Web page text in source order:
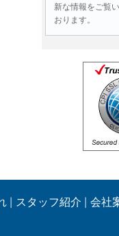
新な情報をご覧
おります。
物件情報はもち
ご質問、売却査
る様々なお問い
連絡いたします
も、メールでの
間受付しており
お客様の目線
生活する中で住
です。
物件のご案内の
スタッフ紹介 会社